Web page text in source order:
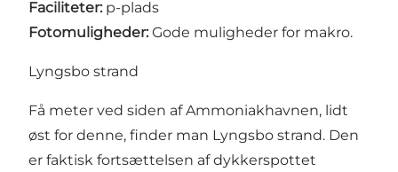
Faciliteter: p-plads
Fotomuligheder: Gode muligheder for makro.
Lyngsbo strand
Få meter ved siden af Ammoniakhavnen, lidt
øst for denne, finder man Lyngsbo strand. Den
er faktisk fortsættelsen af dykkerspottet